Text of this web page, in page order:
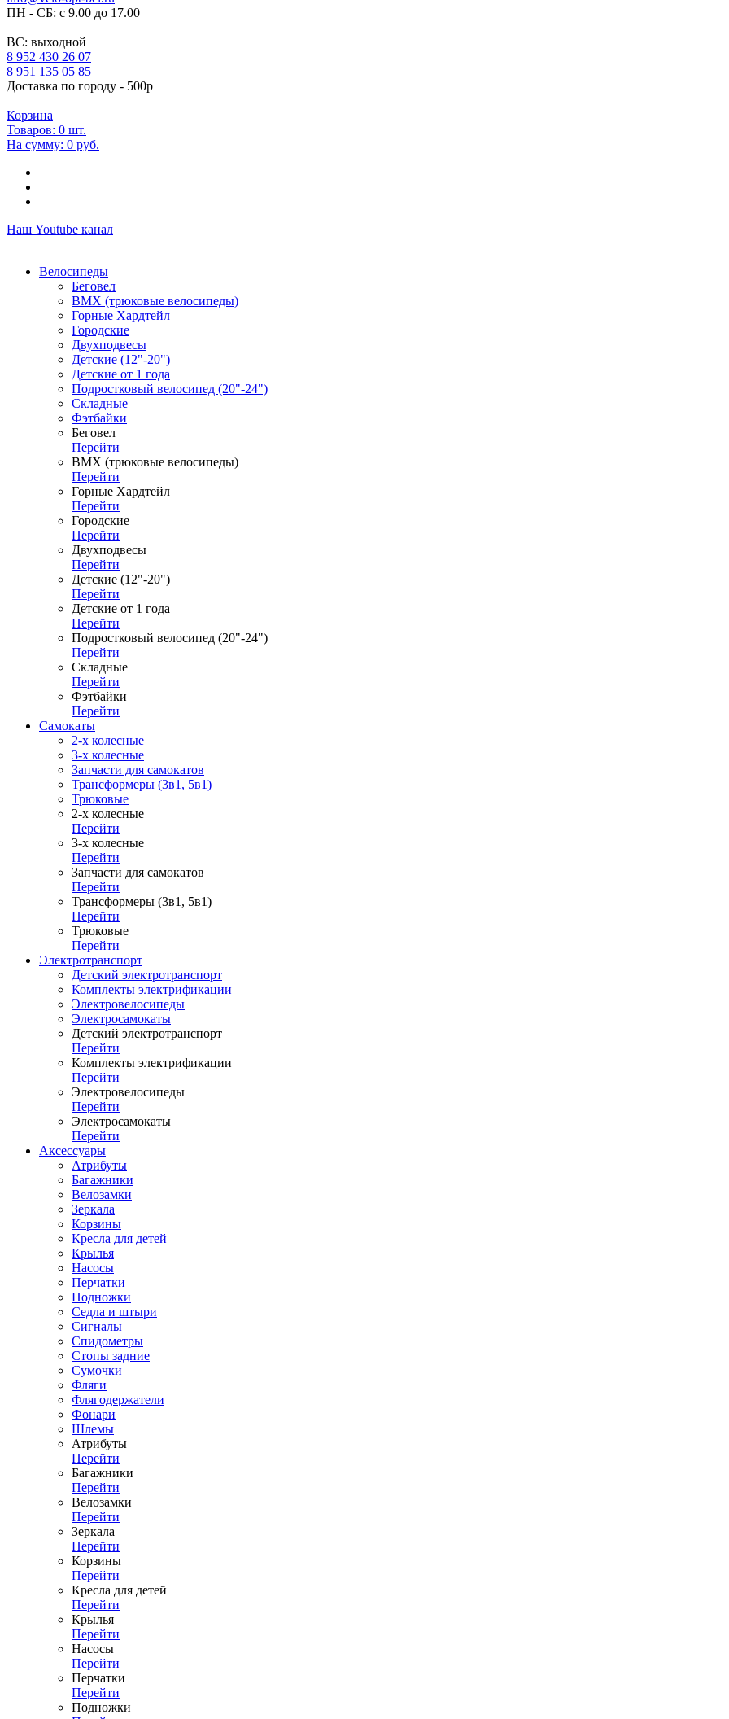
ПН - СБ: с 9.00 до 17.00
ВС: выходной
8 952 430 26 07
8 951 135 05 85
Доставка по городу - 500р
Корзина
Товаров: 0 шт.
На сумму: 0 руб.
Наш Youtube канал
Велосипеды
Беговел
ВМХ (трюковые велосипеды)
Горные Хардтейл
Городские
Двухподвесы
Детские (12"-20")
Детские от 1 года
Подростковый велосипед (20"-24")
Складные
Фэтбайки
Беговел
Перейти
ВМХ (трюковые велосипеды)
Перейти
Горные Хардтейл
Перейти
Городские
Перейти
Двухподвесы
Перейти
Детские (12"-20")
Перейти
Детские от 1 года
Перейти
Подростковый велосипед (20"-24")
Перейти
Складные
Перейти
Фэтбайки
Перейти
Самокаты
2-х колесные
3-х колесные
Запчасти для самокатов
Трансформеры (3в1, 5в1)
Трюковые
2-х колесные
Перейти
3-х колесные
Перейти
Запчасти для самокатов
Перейти
Трансформеры (3в1, 5в1)
Перейти
Трюковые
Перейти
Электротранспорт
Детский электротранспорт
Комплекты электрификации
Электровелосипеды
Электросамокаты
Детский электротранспорт
Перейти
Комплекты электрификации
Перейти
Электровелосипеды
Перейти
Электросамокаты
Перейти
Аксессуары
Атрибуты
Багажники
Велозамки
Зеркала
Корзины
Кресла для детей
Крылья
Насосы
Перчатки
Подножки
Седла и штыри
Сигналы
Спидометры
Стопы задние
Сумочки
Фляги
Флягодержатели
Фонари
Шлемы
Атрибуты
Перейти
Багажники
Перейти
Велозамки
Перейти
Зеркала
Перейти
Корзины
Перейти
Кресла для детей
Перейти
Крылья
Перейти
Насосы
Перейти
Перчатки
Перейти
Подножки